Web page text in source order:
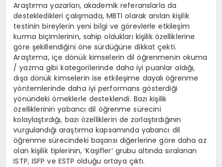
Araştırma yazarları, akademik referanslarla da
destekledikleri çalışmada, MBTI olarak anılan kişilik
testinin bireylerin yeni bilgi ve görevlerle etkileşim
kurma biçimlerinin, sahip oldukları kişilik özelliklerine
göre şekillendiğini öne sürdüğüne dikkat çekti.
Araştırma, içe dönük kimselerin dil öğrenmenin okuma
/ yazma gibi kategorilerinde daha iyi puanlar aldığı,
dışa dönük kimselerin ise etkileşime dayalı öğrenme
yöntemlerinde daha iyi performans gösterdiği
yönündeki örneklerle desteklendi. Bazı kişilik
özelliklerinin yabancı dil öğrenme sürecini
kolaylaştırdığı, bazı özelliklerin de zorlaştırdığının
vurgulandığı araştırma kapsamında yabancı dil
öğrenme sürecindeki başarısı diğerlerine göre daha az
olan kişilik tiplerinin, ‘Kaşifler’ grubu altında sıralanan
ISTP, ISFP ve ESTP olduğu ortaya çıktı.